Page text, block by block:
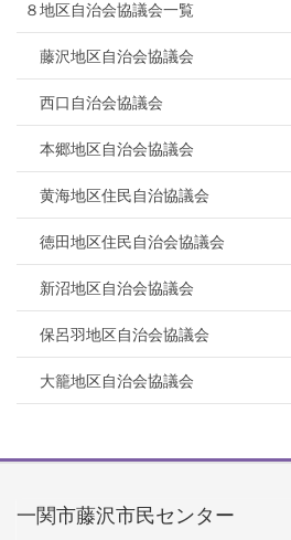
８地区自治会協議会一覧
藤沢地区自治会協議会
西口自治会協議会
本郷地区自治会協議会
黄海地区住民自治協議会
徳田地区住民自治会協議会
新沼地区自治会協議会
保呂羽地区自治会協議会
大籠地区自治会協議会
一関市藤沢市民センター